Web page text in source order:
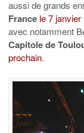
aussi de grands
France le 7 janvier
avec notamment
Capitole de
prochain.